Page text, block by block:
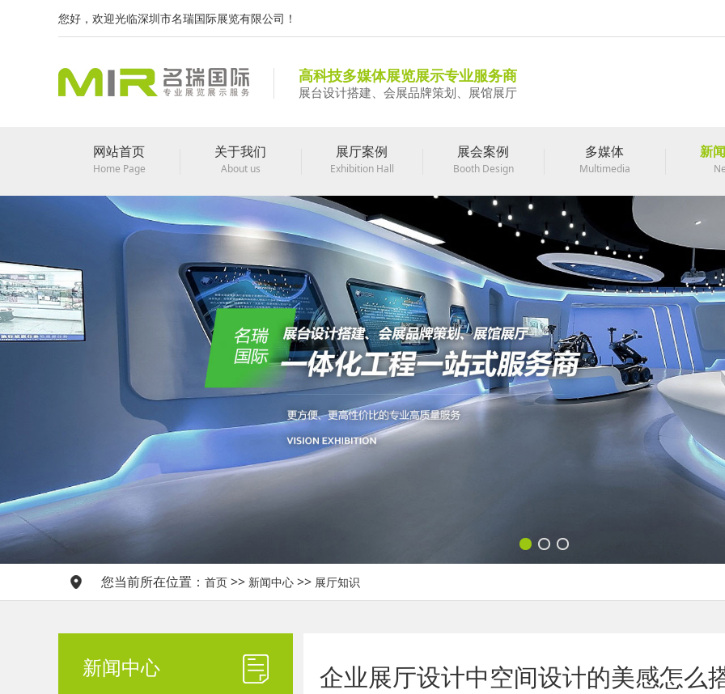
您好，欢迎光临深圳市名瑞国际展览有限公司！
高科技多媒体展览展示专业服务商
展台设计搭建、会展品牌策划、展馆展厅
网站首页
Home Page
关于我们
About us
展厅案例
Exhibition Hall
展会案例
Booth Design
多媒体
Multimedia
新
您当前所在位置： 首页 >> 新闻中心 >> 展厅知识
新闻中心 企业展厅设计中空间设计的美感怎么